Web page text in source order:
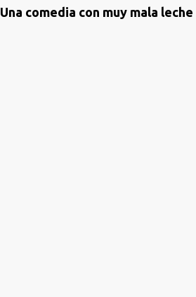
Una comedia con muy mala leche